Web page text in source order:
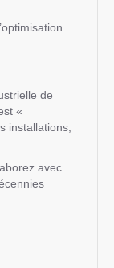
de
«
installations,
avec